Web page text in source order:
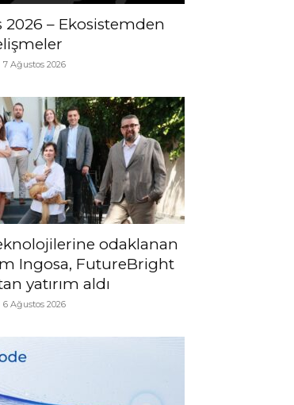
2026 – Ekosistemden
7 Ağustos 2026
odaklanan
Ingosa, FutureBright
yatırım aldı
6 Ağustos 2026